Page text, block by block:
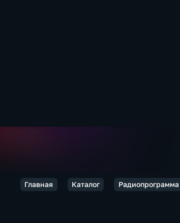
Главная Каталог Радиопрограмма